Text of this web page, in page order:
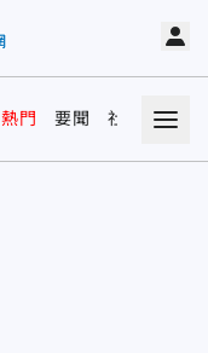
熱門 要聞 社會 娛樂